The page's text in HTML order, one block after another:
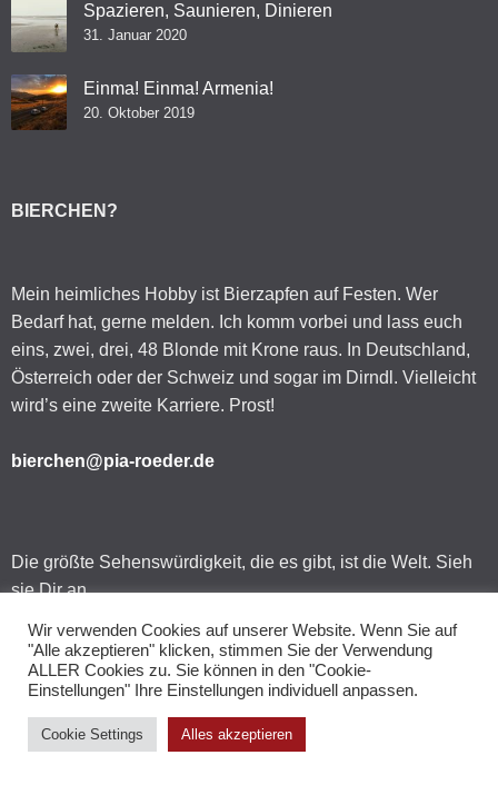
Spazieren, Saunieren, Dinieren
31. Januar 2020
Einma! Einma! Armenia!
20. Oktober 2019
BIERCHEN?
Mein heimliches Hobby ist Bierzapfen auf Festen. Wer
Bedarf hat, gerne melden. Ich komm vorbei und lass euch
eins, zwei, drei, 48 Blonde mit Krone raus. In Deutschland,
Österreich oder der Schweiz und sogar im Dirndl. Vielleicht
wird’s eine zweite Karriere. Prost!
bierchen@pia-roeder.de
Die größte Sehenswürdigkeit, die es gibt, ist die Welt. Sieh
sie Dir an.
KONTAKT / CONTACT
Wir verwenden Cookies auf unserer Website. Wenn Sie auf
"Alle akzeptieren" klicken, stimmen Sie der Verwendung
ALLER Cookies zu. Sie können in den "Cookie-
Einstellungen" Ihre Einstellungen individuell anpassen.
Cookie Settings Alles akzeptieren